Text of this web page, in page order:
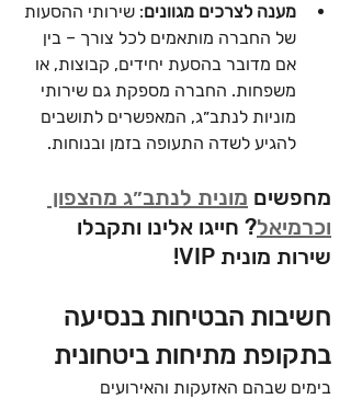
מענה לצרכים מגוונים: שירותי ההסעות
של החברה מותאמים לכל צורך – בין
אם מדובר בהסעת יחידים, קבוצות, או
משפחות. החברה מספקת גם שירותי
מוניות לנתב״ג, המאפשרים לתושבים
להגיע לשדה התעופה בזמן ובנוחות.
מחפשים מונית לנתב״ג מהצפון
וכרמיאל? חייגו אלינו ותקבלו
שירות מונית VIP!
חשיבות הבטיחות בנסיעה
בתקופת מתיחות ביטחונית
בימים שבהם האזעקות והאירועים